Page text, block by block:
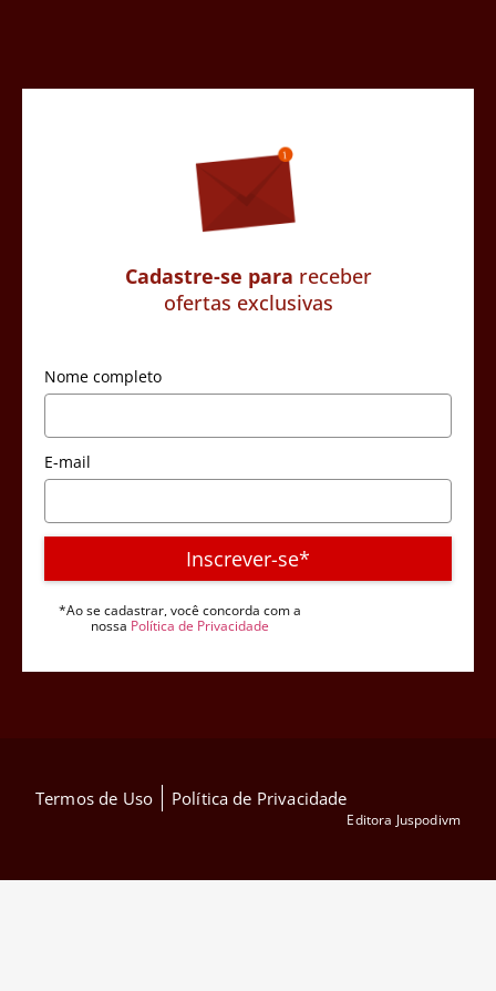
Cadastre-se para receber
ofertas exclusivas
Nome completo
E-mail
Inscrever-se*
*Ao se cadastrar, você concorda com a
nossa Política de Privacidade
Termos de Uso Política de Privacidade
Editora Juspodivm